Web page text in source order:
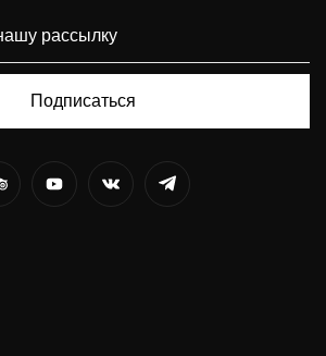
Подписаться